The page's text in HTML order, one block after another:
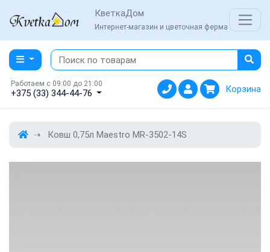
КветкаДом
Интернет-магазин и цветочная ферма
Работаем с 09:00 до 21:00
+375 (33) 344-44-76 Корзина
Ковш 0,75л Maestro MR-3502-14S